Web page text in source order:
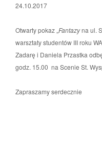
24.10.2017
Otwarty pokaz „Fantazyna ul.
warsztaty studentów III roku
Zadarę i Daniela Przastka
godz. 15.00 na Scenie St.
Zapraszamy serdecznie